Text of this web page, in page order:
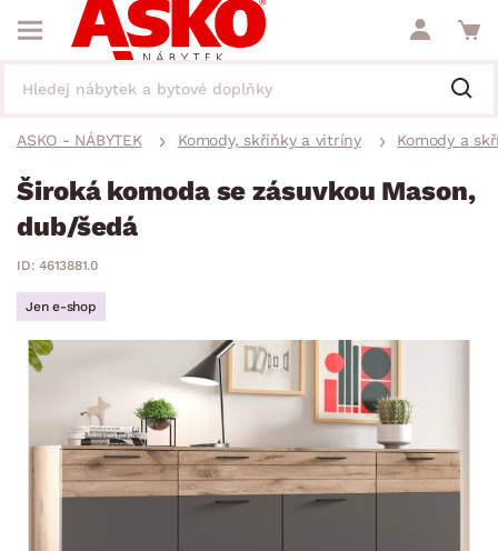
ASKO - NÁBYTEK Komody, skříňky a vitríny Komody a
Široká komoda se zásuvkou Mason,
dub/šedá
ID: 4613881.0
Jen e-shop